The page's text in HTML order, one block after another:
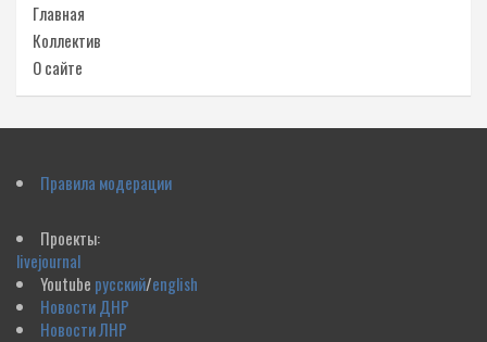
Главная
Коллектив
О сайте
Правила модерации
Проекты:
livejournal
Youtube русский/english
Новости ДНР
Новости ЛНР